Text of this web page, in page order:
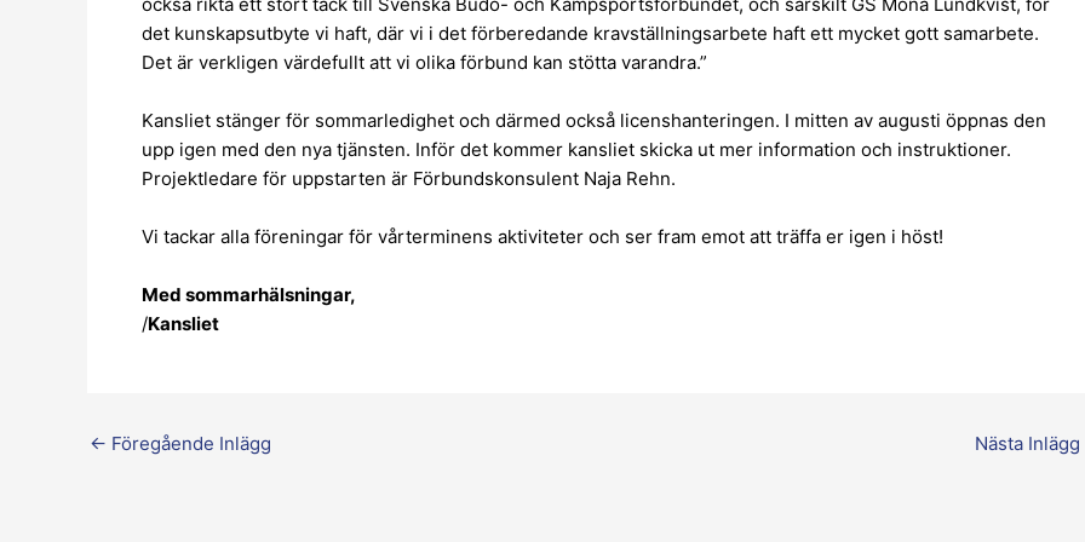
det kunskapsutbyte vi haft, där vi i det förberedande kravställningsarbete haft ett mycket gott samarbete.
Det är verkligen värdefullt att vi olika förbund kan stötta varandra.”
Kansliet stänger för sommarledighet och därmed också licenshanteringen. I mitten av augusti öppnas den
upp igen med den nya tjänsten. Inför det kommer kansliet skicka ut mer information och instruktioner.
Projektledare för uppstarten är Förbundskonsulent Naja Rehn.
Vi tackar alla föreningar för vårterminens aktiviteter och ser fram emot att träffa er igen i höst!
Med sommarhälsningar,
/Kansliet
← Föregående Inlägg Nästa Inlägg